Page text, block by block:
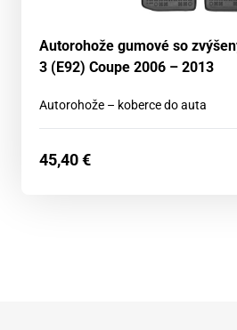
Autorohože gumové so
3 (E92) Coupe 2006 – 2013
Autorohože – koberce do auta
45,40€